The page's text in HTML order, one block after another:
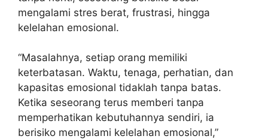
mengalami stres berat, frustrasi, hingga
kelelahan emosional.
“Masalahnya, setiap orang memiliki
keterbatasan. Waktu, tenaga, perhatian, dan
kapasitas emosional tidaklah tanpa batas.
Ketika seseorang terus memberi tanpa
memperhatikan kebutuhannya sendiri, ia
berisiko mengalami kelelahan emosional,”